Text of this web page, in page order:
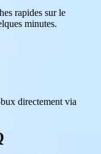
rapides sur le
minutes.
directement via